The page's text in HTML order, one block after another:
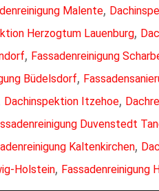
Malente,
Herzogtum Lauenburg,
, Fassadenreinigung
Büdelsdorf,
Dachinspektion Itzehoe,
Duvenstedt
Kaltenkirchen,
Holstein, Fassadenreinigung